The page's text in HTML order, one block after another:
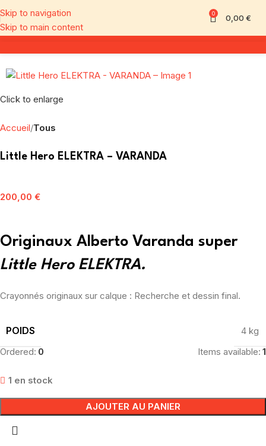
Skip to navigation
Skip to main content
0 0,00 €
Click to enlarge
Accueil Tous
Little Hero ELEKTRA – VARANDA
200,00 €
Originaux Alberto Varanda super
Little Hero ELEKTRA.
Crayonnés originaux sur calque : Recherche et dessin final.
POIDS
4 kg
Ordered: 0 Items available: 1
1 en stock
AJOUTER AU PANIER